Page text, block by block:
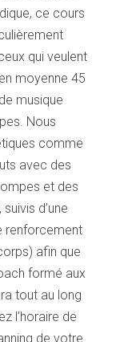
ce cours
qui veulent
moyenne 45
musique
Nous
comme
avec des
et des
d’une
renforcement
afin que
formé aux
tout au long
l’horaire de
de votre